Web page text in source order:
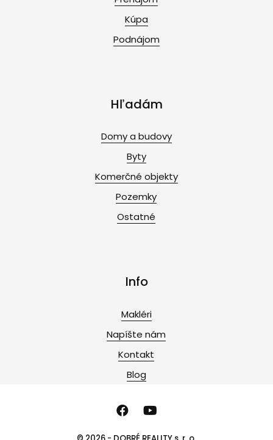
Kúpa
Podnájom
Hľadám
Domy a budovy
Byty
Komerčné objekty
Pozemky
Ostatné
Info
Makléri
Napíšte nám
Kontakt
Blog